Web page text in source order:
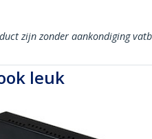
zijn zonder aankondiging
leuk